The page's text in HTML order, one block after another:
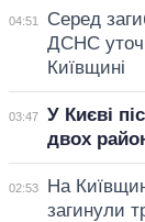
04:51
Серед
ДСНС
Київщині
03:47
У Києві
двох
02:53
На
загинули